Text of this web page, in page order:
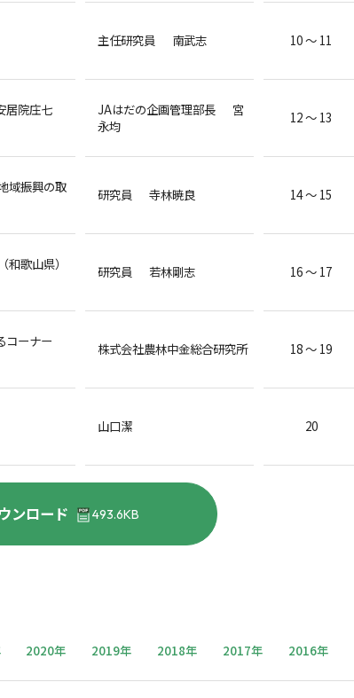
主任研究員 南武志 10 ～ 11
居院庄七
JAはだの企画管理部長 宮
永均
12 ～ 13
域振興の取
研究員 寺林暁良 14 ～ 15
歌山県）
研究員 若林剛志 16 ～ 17
コーナー 株式会社農林中金総合研究所 18 ～ 19
山口潔 20
ンロード 493.6KB
2020年 2019年 2018年 2017年 2016年